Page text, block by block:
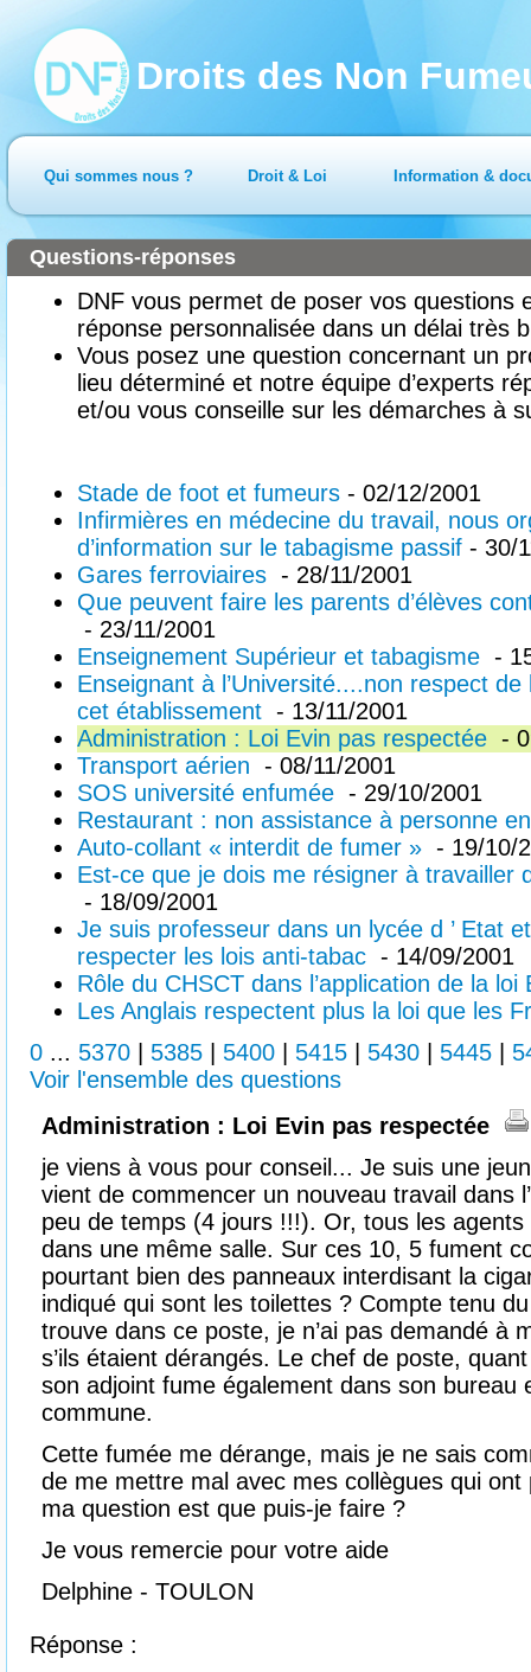
Droits des Non
Qui sommes nous ? Droit & Loi Information &
DNF vous permet de poser vos questions
réponse personnalisée dans un délai très
Vous posez une question concernant un
lieu déterminé et notre équipe d’experts
et/ou vous conseille sur les démarches à
Questions-réponses
Stade de foot et fumeurs - 02/12/2001
Infirmières en médecine du travail, nous
d’information sur le tabagisme passif - 30/
Gares ferroviaires - 28/11/2001
Que peuvent faire les parents d’élèves
- 23/11/2001
Enseignement Supérieur et tabagisme -
Enseignant à l’Université....non respect
cet établissement - 13/11/2001
Administration : Loi Evin pas respectée -
Transport aérien - 08/11/2001
SOS université enfumée - 29/10/2001
Restaurant : non assistance à personne
Auto-collant « interdit de fumer » - 19/10/
Est-ce que je dois me résigner à travailler
- 18/09/2001
Je suis professeur dans un lycée d ’ Etat
respecter les lois anti-tabac - 14/09/2001
Rôle du CHSCT dans l’application de la
Les Anglais respectent plus la loi que les
0 ... 5370 5385 5400 5415 5430 5445
Voir l'ensemble des questions
Administration : Loi Evin pas respectée
je viens à vous pour conseil... Je suis une
vient de commencer un nouveau travail dans
peu de temps (4 jours !!!). Or, tous les
dans une même salle. Sur ces 10, 5 fument
pourtant bien des panneaux interdisant la
indiqué qui sont les toilettes ? Compte tenu
trouve dans ce poste, je n’ai pas demandé à
s’ils étaient dérangés. Le chef de poste,
son adjoint fume également dans son bureau
commune.
Cette fumée me dérange, mais je ne sais
de me mettre mal avec mes collègues qui ont
ma question est que puis-je faire ?
Je vous remercie pour votre aide
Delphine - TOULON
Réponse :